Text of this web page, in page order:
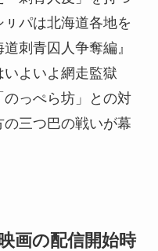
パは北海道各地を
刺青囚人争奪編』
よいよ網走監獄
っぺら坊」との対
三つ巴の戦いが幕
画の配信開始時